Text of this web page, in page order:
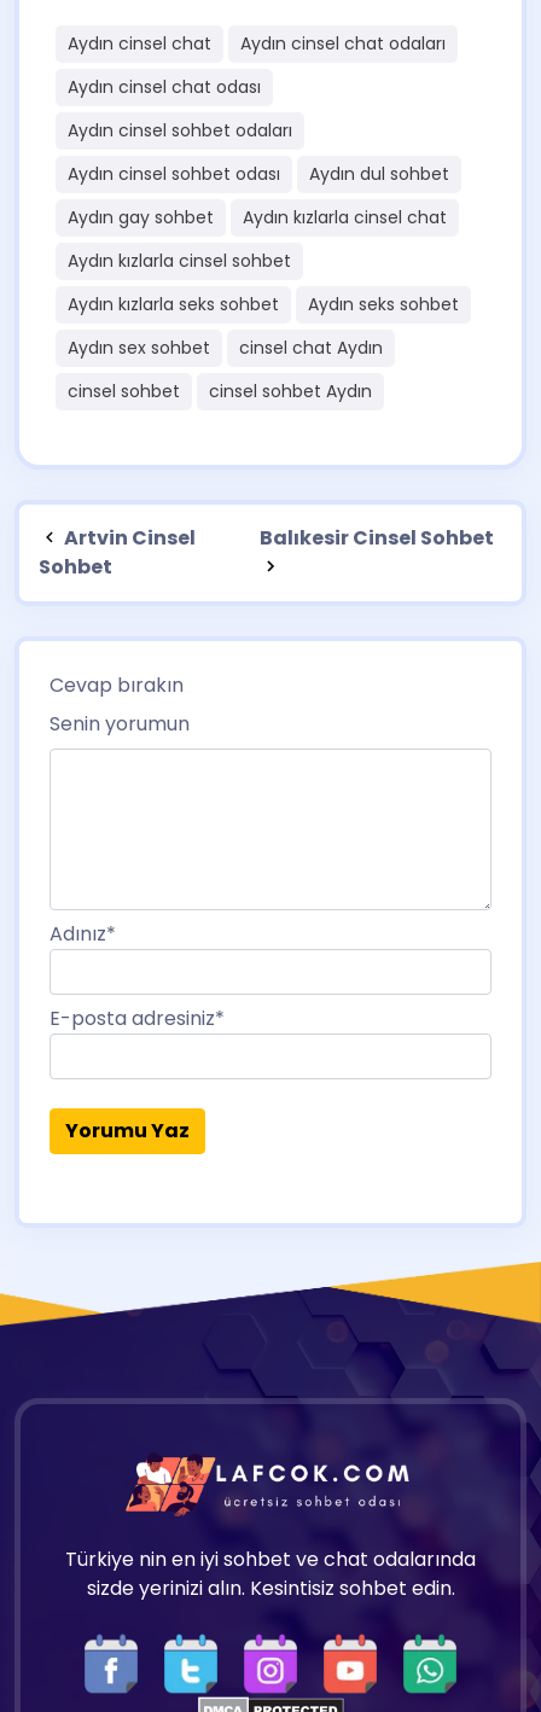
Aydın cinsel chat
Aydın cinsel chat odaları
Aydın cinsel chat odası
Aydın cinsel sohbet odaları
Aydın cinsel sohbet odası
Aydın dul sohbet
Aydın gay sohbet
Aydın kızlarla cinsel chat
Aydın kızlarla cinsel sohbet
Aydın kızlarla seks sohbet
Aydın seks sohbet
Aydın sex sohbet
cinsel chat Aydın
cinsel sohbet
cinsel sohbet Aydın
Artvin Cinsel
Sohbet
Balıkesir Cinsel Sohbet
Cevap bırakın
Senin yorumun
Adınız*
E-posta adresiniz*
Türkiye nin en iyi sohbet ve chat odalarında
sizde yerinizi alın. Kesintisiz sohbet edin.